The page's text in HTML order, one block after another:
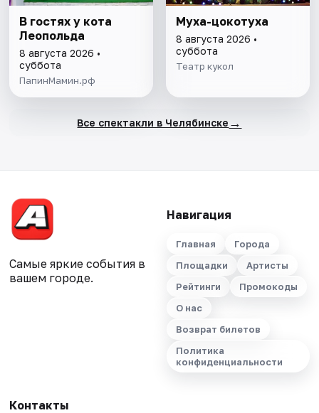
В гостях у кота
Леопольда
8 августа 2026 •
суббота
ПапинМамин.рф
Муха-цокотуха
8 августа 2026 •
суббота
Театр кукол
Все спектакли в Челябинске →
Самые яркие события в
вашем городе.
Навигация
Главная
Города
Площадки
Артисты
Рейтинги
Промокоды
О нас
Возврат билетов
Политика
конфиденциальности
Контакты